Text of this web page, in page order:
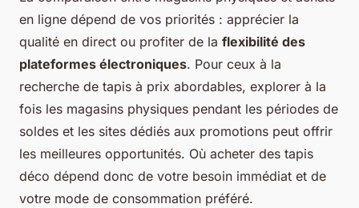
en ligne dépend de vos priorités : apprécier la
qualité en direct ou profiter de la flexibilité des
plateformes électroniques. Pour ceux à la
recherche de tapis à prix abordables, explorer à la
fois les magasins physiques pendant les périodes de
soldes et les sites dédiés aux promotions peut offrir
les meilleures opportunités. Où acheter des tapis
déco dépend donc de votre besoin immédiat et de
votre mode de consommation préféré.